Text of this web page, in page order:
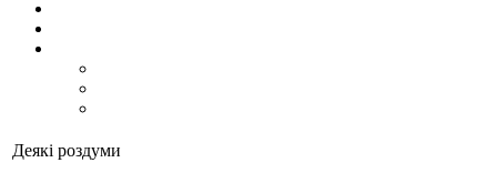
Деякі роздуми